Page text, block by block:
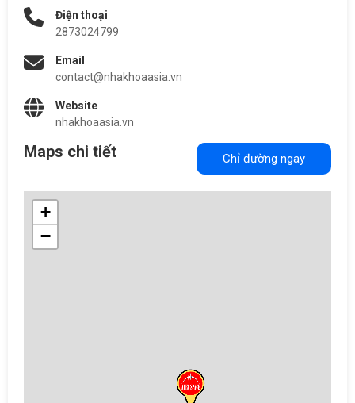
Điện thoại
2873024799
Email
contact@nhakhoaasia.vn
Website
nhakhoaasia.vn
Maps chi tiết Chỉ đường ngay
+
−